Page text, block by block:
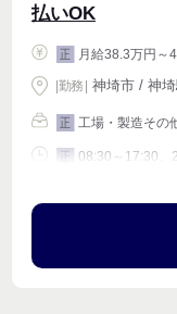
払いOK
正 月給38.3万円～
|勤務 神埼市 / 神
正 工場・製造その
正 08:30～17:30、